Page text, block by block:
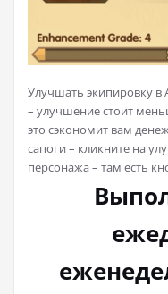
Улучшать экипировку в
– улучшение стоит
это сэкономит вам
сапоги – кликните на
персонажа – там есть